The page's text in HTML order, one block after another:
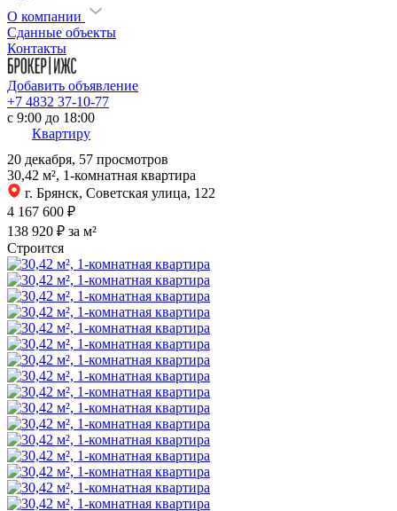
О компании
Сданные объекты
Контакты
Добавить объявление
+7 4832 37-10-77
c 9:00 до 18:00
Квартиру
20 декабря, 57 просмотров
30,42 м², 1-комнатная квартира
г. Брянск, Советская улица, 122
4 167 600 ₽
138 920 ₽ за м²
Строится